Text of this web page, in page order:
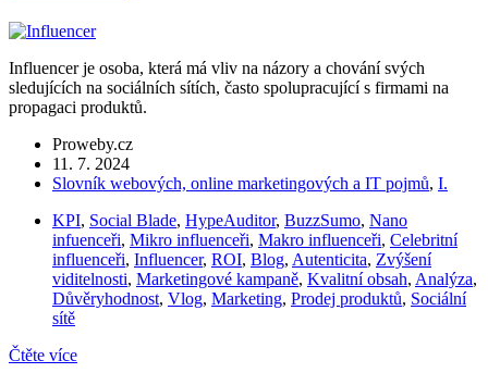
Influencer je osoba, která má vliv na názory a chování svých
sledujících na sociálních sítích, často spolupracující s firmami na
propagaci produktů.
Proweby.cz
11. 7. 2024
Slovník webových, online marketingových a IT pojmů, I.
KPI, Social Blade, HypeAuditor, BuzzSumo, Nano
infuenceři, Mikro influenceři, Makro influenceři, Celebritní
influenceři, Influencer, ROI, Blog, Autenticita, Zvýšení
viditelnosti, Marketingové kampaně, Kvalitní obsah, Analýza,
Důvěryhodnost, Vlog, Marketing, Prodej produktů, Sociální
sítě
Čtěte více